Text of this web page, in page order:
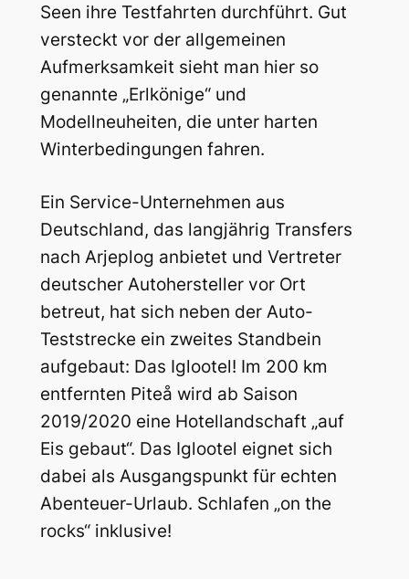
Seen ihre Testfahrten durchführt. Gut
versteckt vor der allgemeinen
Aufmerksamkeit sieht man hier so
genannte „Erlkönige“ und
Modellneuheiten, die unter harten
Winterbedingungen fahren.
Ein Service-Unternehmen aus
Deutschland, das langjährig Transfers
nach Arjeplog anbietet und Vertreter
deutscher Autohersteller vor Ort
betreut, hat sich neben der Auto-
Teststrecke ein zweites Standbein
aufgebaut: Das Iglootel! Im 200 km
entfernten Piteå wird ab Saison
2019/2020 eine Hotellandschaft „auf
Eis gebaut“. Das Iglootel eignet sich
dabei als Ausgangspunkt für echten
Abenteuer-Urlaub. Schlafen „on the
rocks“ inklusive!